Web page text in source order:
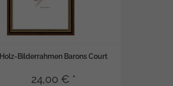
Holz-Bilderrahmen Barons Court
24,00 € *